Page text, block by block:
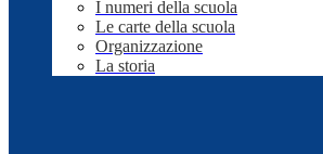
I numeri della scuola
Le carte della scuola
Organizzazione
La storia